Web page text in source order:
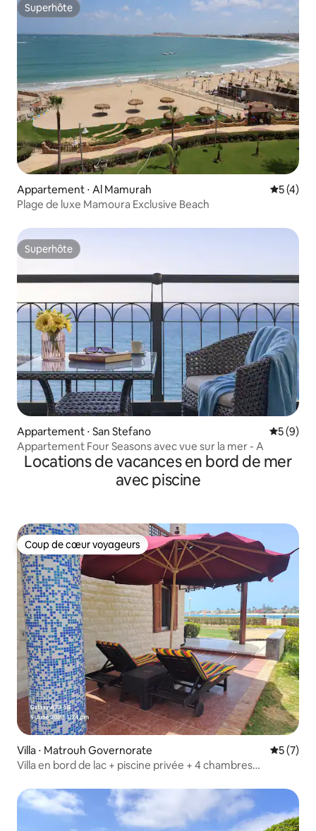
Superhôte
Superhôte
Appartement ⋅ Al Mamurah
5 (4)
Plage de luxe Mamoura Exclusive Beach
Superhôte
Superhôte
Appartement ⋅ San Stefano
5 (9)
Appartement Four Seasons avec vue sur la mer - A
Locations de vacances en bord de mer
avec piscine
Coup de cœur voyageurs
Coup de cœur voyageurs
Villa ⋅ Matrouh Governorate
5 (7)
Villa en bord de lac + piscine privée + 4 chambres